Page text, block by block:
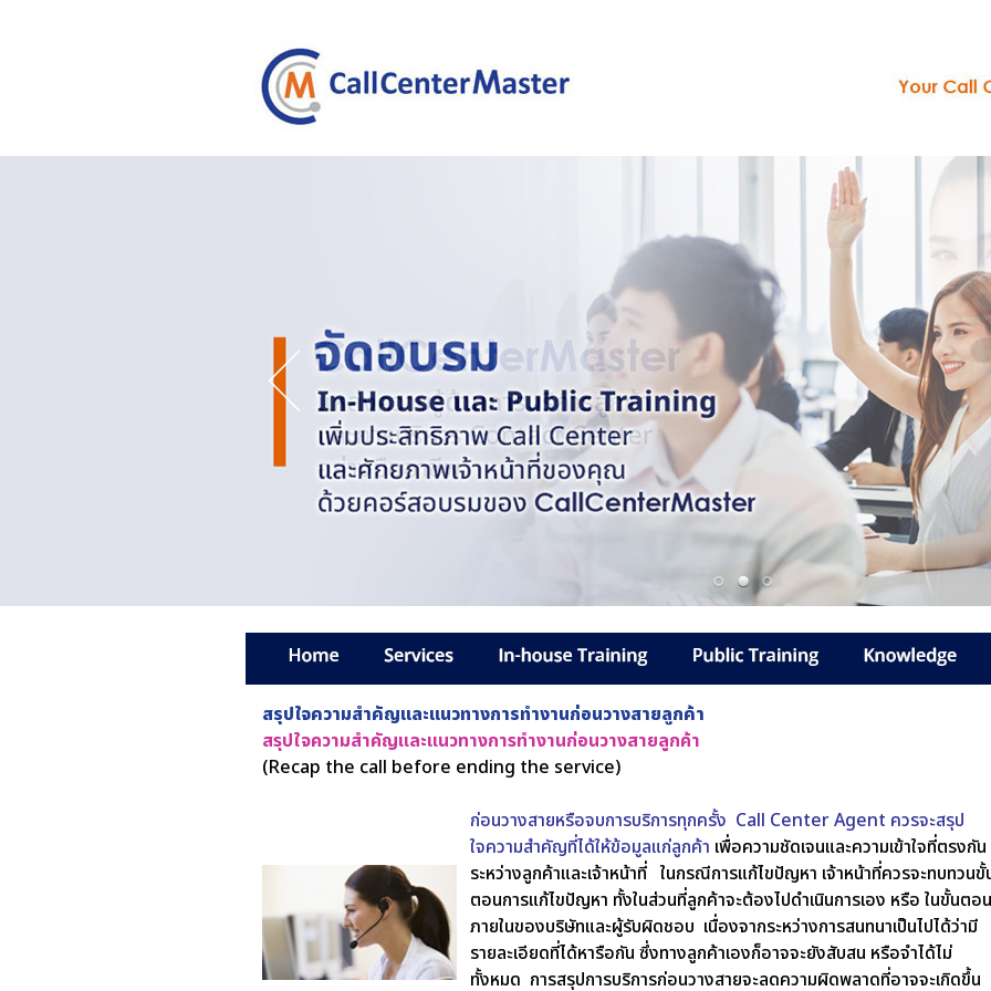
สรุปใจความสำคัญและแนวทางการทำงานก่อนวางสายลูกค้า
สรุปใจความสำคัญและแนวทางการทำงานก่อนวางสายลูกค้า
(Recap the call before ending the service)
ก่อนวางสายหรือจบการบริการทุกครั้ง Call Center Agent ควรจะสรุป
ใจความสำคัญที่ได้ให้ข้อมูลแก่ลูกค้า เพื่อความชัดเจนและความเข้าใจที่ตรงกัน
ระหว่างลูกค้าและเจ้าหน้าที่ ในกรณีการแก้ไขปัญหา เจ้าหน้าที่ควรจะทบทวนขั้
ตอนการแก้ไขปัญหา ทั้งในส่วนที่ลูกค้าจะต้องไปดำเนินการเอง หรือ ในขั้นตอน
ภายในของบริษัทและผู้รับผิดชอบ เนื่องจากระหว่างการสนทนาเป็นไปได้ว่ามี
รายละเอียดที่ได้หารือกัน ซึ่งทางลูกค้าเองก็อาจจะยังสับสน หรือจำได้ไม่
ทั้งหมด การสรุปการบริการก่อนวางสายจะลดความผิดพลาดที่อาจจะเกิดขึ้น